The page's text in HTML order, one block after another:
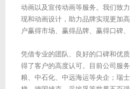
动画以及宣传动画等服务。我们致
现和动画设计，助力品牌实现更加
户赢得市场、赢得品牌、赢得口碑、
凭借专业的团队、良好的口碑和优
得了客户的高度认可。目前公司服
粮、中石化、中远海运等央企；瑞